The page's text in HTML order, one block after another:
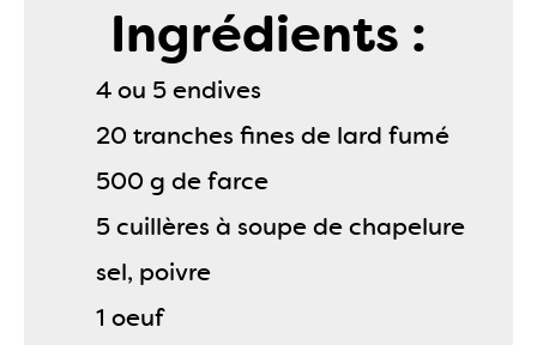
Ingrédients :
4 ou 5 endives
20 tranches fines de lard fumé
500 g de farce
5 cuillères à soupe de chapelure
sel, poivre
1 oeuf